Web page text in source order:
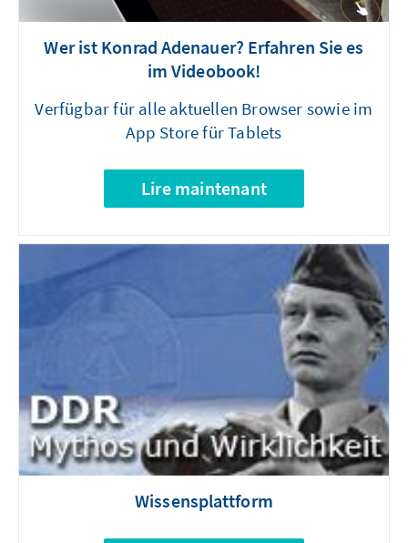
Wer ist Konrad Adenauer? Erfahren Sie es
im Videobook!
Verfügbar für alle aktuellen Browser sowie im
App Store für Tablets
Lire maintenant
Wissensplattform